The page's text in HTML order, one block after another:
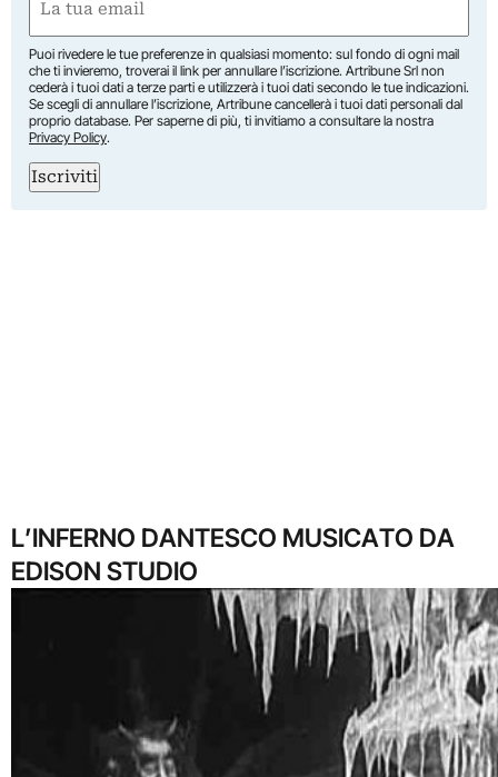
(Required)
Puoi rivedere le tue preferenze in qualsiasi momento: sul fondo di ogni mail
che ti invieremo, troverai il link per annullare l’iscrizione. Artribune Srl non
cederà i tuoi dati a terze parti e utilizzerà i tuoi dati secondo le tue indicazioni.
Se scegli di annullare l’iscrizione, Artribune cancellerà i tuoi dati personali dal
proprio database. Per saperne di più, ti invitiamo a consultare la nostra
Privacy Policy.
Iscriviti
L’INFERNO DANTESCO MUSICATO DA
EDISON STUDIO